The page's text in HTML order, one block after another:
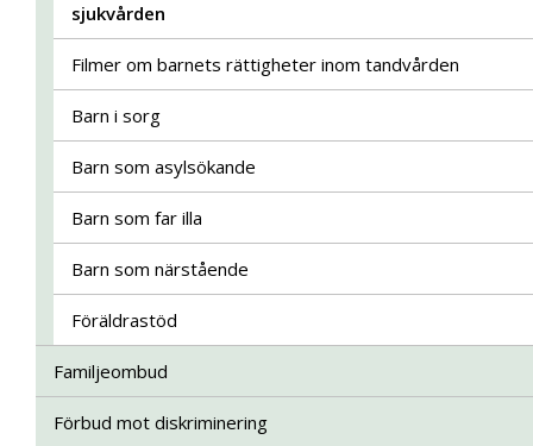
sjukvården
Filmer om barnets rättigheter inom tandvården
Barn i sorg
Barn som asylsökande
Barn som far illa
Barn som närstående
Föräldrastöd
Familjeombud
Förbud mot diskriminering